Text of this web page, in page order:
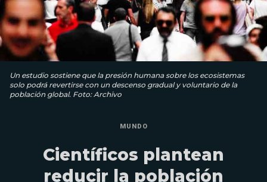
Un estudio sostiene que la presión humana sobre los ecosistemas
solo podrá revertirse con un descenso gradual y voluntario de la
población global. Foto: Archivo
MUNDO
Científicos plantean
reducir la población